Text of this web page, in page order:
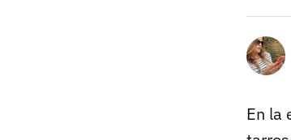
En la